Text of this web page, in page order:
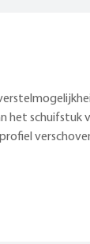
het schuifstuk